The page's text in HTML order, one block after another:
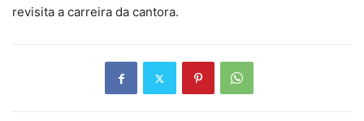
revisita a carreira da cantora.